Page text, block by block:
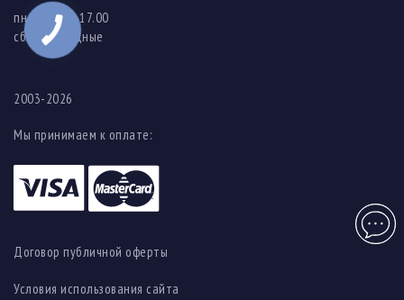
пн-пт: 8.00-17.00
cб-вс: выходные
2003-2026
Мы принимаем к оплате:
Договор публичной оферты
Условия использования сайта
Чат